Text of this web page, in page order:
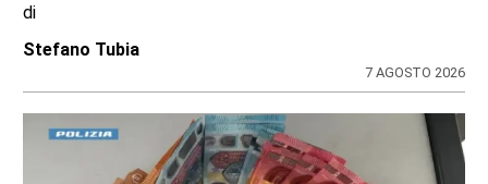
di
Stefano Tubia
7 AGOSTO 2026